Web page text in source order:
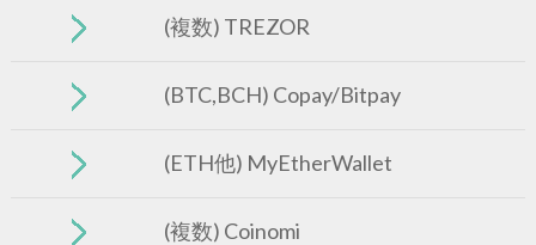
(複数) TREZOR
(BTC,BCH) Copay/Bitpay
(ETH他) MyEtherWallet
(複数) Coinomi